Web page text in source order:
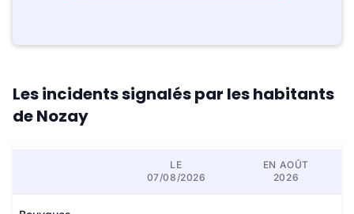
Les incidents signalés par les habitants
de Nozay
LE
07/08/2026
EN AOÛT
2026